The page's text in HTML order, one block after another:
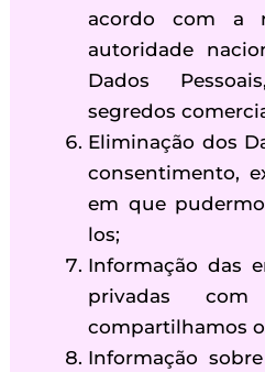
acordo com a
autoridade
Dados
segredos
Eliminação dos
consentimento,
em que
los;
Informação das
privadas
compartilhamos
Informação